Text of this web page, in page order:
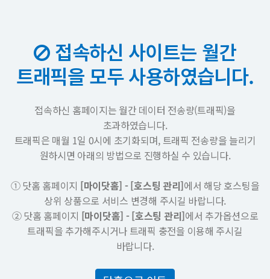
접속하신 사이트는 월간
트래픽을 모두 사용하였습니다.
접속하신 홈페이지는 월간 데이터 전송량(트래픽)을
초과하였습니다.
트래픽은 매월 1일 0시에 초기화되며, 트래픽 전송량을 늘리기
원하시면 아래의 방법으로 진행하실 수 있습니다.
① 닷홈 홈페이지 [마이닷홈] - [호스팅 관리]에서 해당 호스팅을
상위 상품으로 서비스 변경해 주시길 바랍니다.
② 닷홈 홈페이지 [마이닷홈] - [호스팅 관리]에서 추가옵션으로
트래픽을 추가해주시거나 트래픽 충전을 이용해 주시길
바랍니다.